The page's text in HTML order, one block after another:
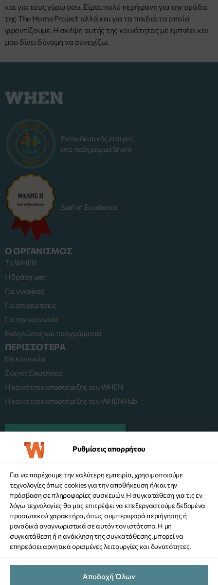
Ρυθμίσεις απορρήτου
Για να παρέχουμε την καλύτερη εμπειρία, χρησιμοποιούμε
τεχνολογίες όπως cookies για την αποθήκευση ή/και την
πρόσβαση σε πληροφορίες συσκευών. Η συγκατάθεση για τις εν
λόγω τεχνολογίες θα μας επιτρέψει να επεξεργαστούμε δεδομένα
προσωπικού χαρακτήρα, όπως συμπεριφορά περιήγησης ή
μοναδικά αναγνωριστικά σε αυτόν τον ιστότοπο. Η μη
συγκατάθεση ή η ανάκληση της συγκατάθεσης, μπορεί να
επηρεάσει αρνητικά ορισμένες λειτουργίες και δυνατότητες.
Αποδοχή Όλων
και για τους γύρω σου. Είμαι πολύ περήφανη για την ομάδα
της Τhe Home Project αλλά και για τα παιδιά τα οποία
φροντίζουμε. Η σκέψη αυτής της κοινότητας με εμπνέει και
μου δίνει δύναμη να συνεχίζω.
Εκπαιδευτικός εταίρος
στο πρόγραμμα Share
Seal of Excellence
Ο ΟΡΓΑΝΙΣΜΟΣ
Το WHEN
Η δράση μας
Για γυναίκες
Για επιχειρήσεις
Για την κοινωνία
Εκδηλώσεις και προγράμματα
ΠΕΡΙΣΣΟΤΕΡΑ
Επικοινωνία
Συχνές Ερωτήσεις
Η κοινότητα υποστήριξης του WHEN
Η κοινότητα υποστήριξης του WHEN Hub
KANE ΔΩΡΕΑ